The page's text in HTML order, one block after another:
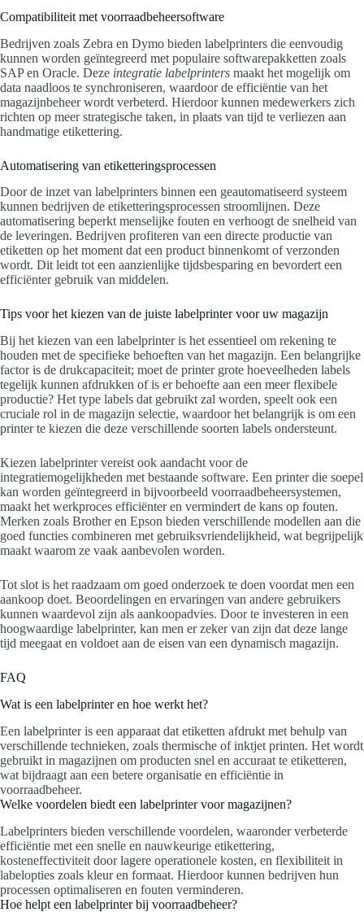
Compatibiliteit met voorraadbeheersoftware
Bedrijven zoals Zebra en Dymo bieden labelprinters die eenvoudig
kunnen worden geïntegreerd met populaire softwarepakketten zoals
SAP en Oracle. Deze integratie labelprinters maakt het mogelijk om
data naadloos te synchroniseren, waardoor de efficiëntie van het
magazijnbeheer wordt verbeterd. Hierdoor kunnen medewerkers zich
richten op meer strategische taken, in plaats van tijd te verliezen aan
handmatige etikettering.
Automatisering van etiketteringsprocessen
Door de inzet van labelprinters binnen een geautomatiseerd systeem
kunnen bedrijven de etiketteringsprocessen stroomlijnen. Deze
automatisering beperkt menselijke fouten en verhoogt de snelheid van
de leveringen. Bedrijven profiteren van een directe productie van
etiketten op het moment dat een product binnenkomt of verzonden
wordt. Dit leidt tot een aanzienlijke tijdsbesparing en bevordert een
efficiënter gebruik van middelen.
Tips voor het kiezen van de juiste labelprinter voor uw magazijn
Bij het kiezen van een labelprinter is het essentieel om rekening te
houden met de specifieke behoeften van het magazijn. Een belangrijke
factor is de drukcapaciteit; moet de printer grote hoeveelheden labels
tegelijk kunnen afdrukken of is er behoefte aan een meer flexibele
productie? Het type labels dat gebruikt zal worden, speelt ook een
cruciale rol in de magazijn selectie, waardoor het belangrijk is om een
printer te kiezen die deze verschillende soorten labels ondersteunt.
Kiezen labelprinter vereist ook aandacht voor de
integratiemogelijkheden met bestaande software. Een printer die soepel
kan worden geïntegreerd in bijvoorbeeld voorraadbeheersystemen,
maakt het werkproces efficiënter en vermindert de kans op fouten.
Merken zoals Brother en Epson bieden verschillende modellen aan die
goed functies combineren met gebruiksvriendelijkheid, wat begrijpelijk
maakt waarom ze vaak aanbevolen worden.
Tot slot is het raadzaam om goed onderzoek te doen voordat men een
aankoop doet. Beoordelingen en ervaringen van andere gebruikers
kunnen waardevol zijn als aankoopadvies. Door te investeren in een
hoogwaardige labelprinter, kan men er zeker van zijn dat deze lange
tijd meegaat en voldoet aan de eisen van een dynamisch magazijn.
FAQ
Wat is een labelprinter en hoe werkt het?
Een labelprinter is een apparaat dat etiketten afdrukt met behulp van
verschillende technieken, zoals thermische of inktjet printen. Het wordt
gebruikt in magazijnen om producten snel en accuraat te etiketteren,
wat bijdraagt aan een betere organisatie en efficiëntie in
voorraadbeheer.
Welke voordelen biedt een labelprinter voor magazijnen?
Labelprinters bieden verschillende voordelen, waaronder verbeterde
efficiëntie met een snelle en nauwkeurige etikettering,
kosteneffectiviteit door lagere operationele kosten, en flexibiliteit in
labelopties zoals kleur en formaat. Hierdoor kunnen bedrijven hun
processen optimaliseren en fouten verminderen.
Hoe helpt een labelprinter bij voorraadbeheer?